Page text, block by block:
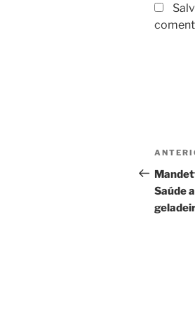
de
Post
Post
Saúde